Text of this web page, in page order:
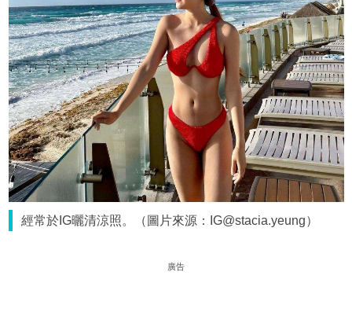
經常於IG曬清涼照。（圖片來源：IG@stacia.yeung）
廣告